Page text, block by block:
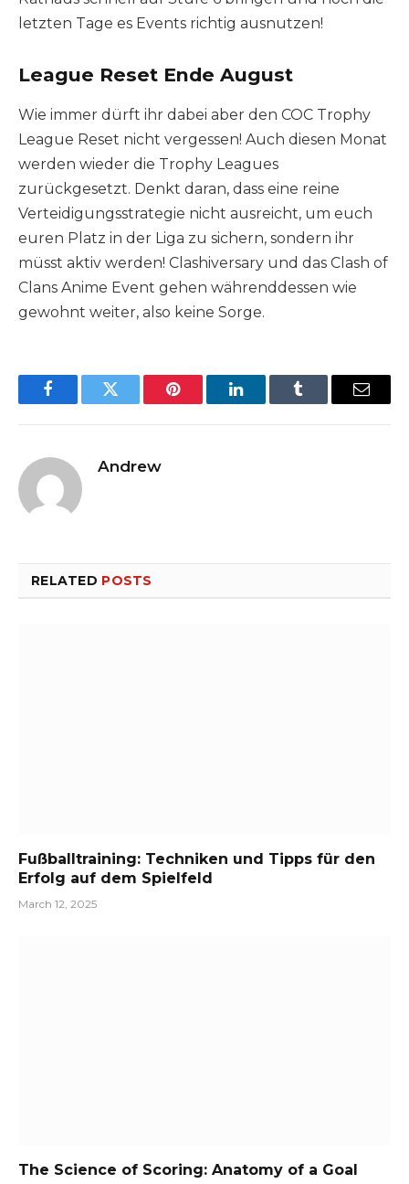
letzten Tage es Events richtig ausnutzen!
League Reset Ende August
Wie immer dürft ihr dabei aber den COC Trophy
League Reset nicht vergessen! Auch diesen Monat
werden wieder die Trophy Leagues
zurückgesetzt. Denkt daran, dass eine reine
Verteidigungsstrategie nicht ausreicht, um euch
euren Platz in der Liga zu sichern, sondern ihr
müsst aktiv werden! Clashiversary und das Clash of
Clans Anime Event gehen währenddessen wie
gewohnt weiter, also keine Sorge.
FacebookTwitter Pinterest LinkedInTumblr Email
Andrew
RELATED POSTS
Fußballtraining: Techniken und Tipps für den
Erfolg auf dem Spielfeld
March 12, 2025
The Science of Scoring: Anatomy of a Goal